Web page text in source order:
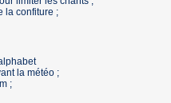
la confiture ;
la météo ;
;